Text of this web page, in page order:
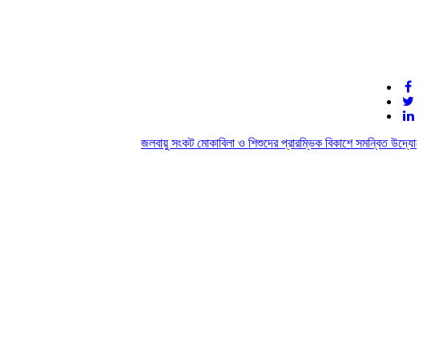
জলবায়ু সংকট মোকাবিলা ও শিশুদের প্রারম্ভিক বিকাশে সমন্বিত উদ্যোগের